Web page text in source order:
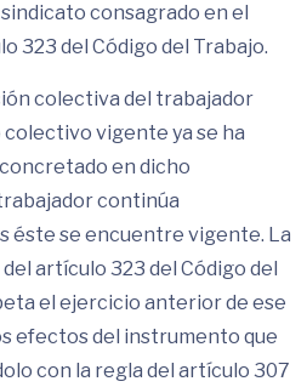
consagrado en el
323 del Código del Trabajo.
colectiva del trabajador
vigente ya se ha
en dicho
continúa
éste se encuentre vigente. La
artículo 323 del Código del
el ejercicio anterior de ese
efectos del instrumento que
con la regla del artículo 307